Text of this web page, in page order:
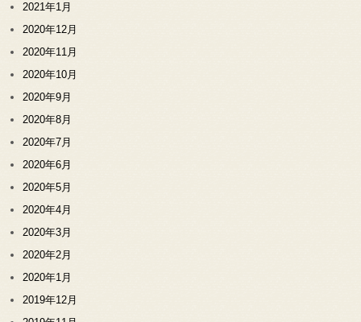
2021年1月
2020年12月
2020年11月
2020年10月
2020年9月
2020年8月
2020年7月
2020年6月
2020年5月
2020年4月
2020年3月
2020年2月
2020年1月
2019年12月